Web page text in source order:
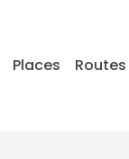
Places Routes